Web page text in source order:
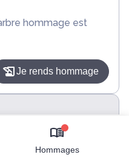
Hommages
hommage est
Je rends hommage
à 14h00